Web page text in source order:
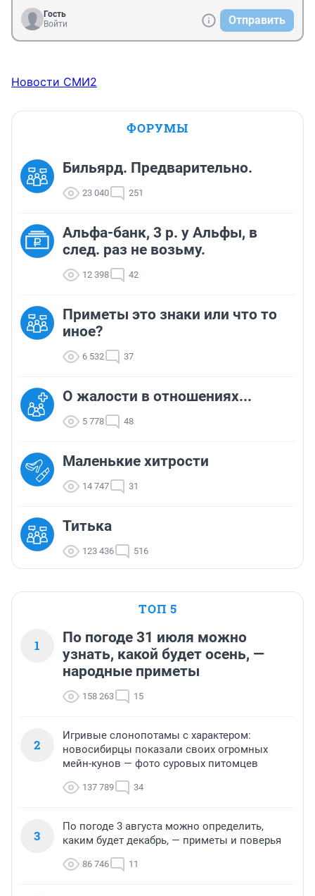
Гость
Войти
Отправить
Новости СМИ2
ФОРУМЫ
Бильярд. Предварительно.
23 040 251
Альфа-банк, 3 р. у Альфы, в
след. раз не возьму.
12 398 42
Приметы это знаки или что то
иное?
6 532 37
О жалости в отношениях...
5 778 48
Маленькие хитрости
14 747 31
Титька
123 436 516
ТОП 5
1
По погоде 31 июля можно
узнать, какой будет осень, —
народные приметы
158 263 15
2
Игривые слонопотамы с характером:
новосибирцы показали своих огромных
мейн-кунов — фото суровых питомцев
137 789 34
3
По погоде 3 августа можно определить,
каким будет декабрь, — приметы и поверья
86 746 11